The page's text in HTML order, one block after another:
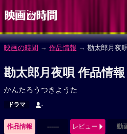
映画の時間 → 作品情報 → 勘太郎月夜
勘太郎月夜唄 作品情報
かんたろうつきようた
ドラマ -
作品情報 ------ レビュー 動